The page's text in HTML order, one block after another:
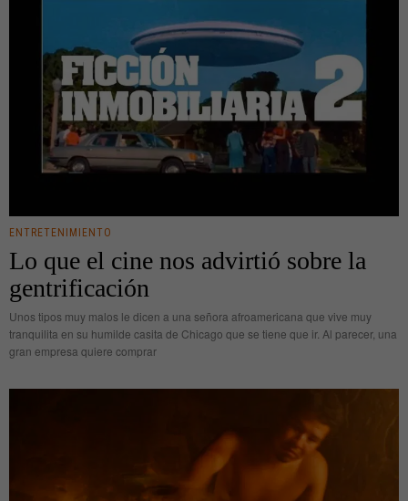
ENTRETENIMIENTO
Lo que el cine nos advirtió sobre la
gentrificación
Unos tipos muy malos le dicen a una señora afroamericana que vive muy
tranquilita en su humilde casita de Chicago que se tiene que ir. Al parecer, una
gran empresa quiere comprar